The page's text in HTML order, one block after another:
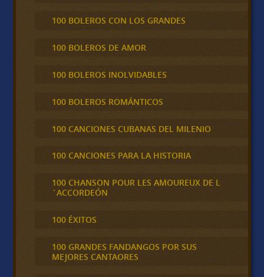
100 BOLEROS CON LOS GRANDES
100 BOLEROS DE AMOR
100 BOLEROS INOLVIDABLES
100 BOLEROS ROMÁNTICOS
100 CANCIONES CUBANAS DEL MILENIO
100 CANCIONES PARA LA HISTORIA
100 CHANSON POUR LES AMOUREUX DE L
´ACCORDEÓN
100 ÉXITOS
100 GRANDES FANDANGOS POR SUS
MEJORES CANTAORES